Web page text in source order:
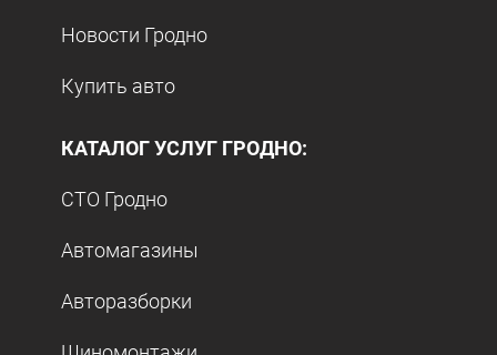
Новости Гродно
Купить авто
КАТАЛОГ УСЛУГ ГРОДНО:
СТО Гродно
Автомагазины
Авторазборки